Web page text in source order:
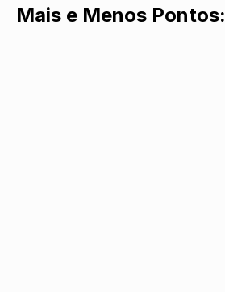
Mais e Menos Pontos: